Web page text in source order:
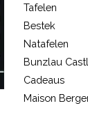
Tafelen
Bestek
Natafelen
Bunzlau
Cadeaus
Maison